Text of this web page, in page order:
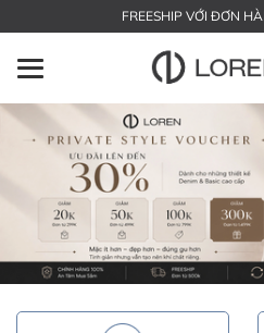
FREESHIP VỚI ĐƠN